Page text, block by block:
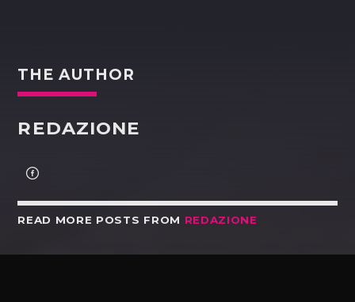
THE AUTHOR
REDAZIONE
READ MORE POSTS FROM REDAZIONE